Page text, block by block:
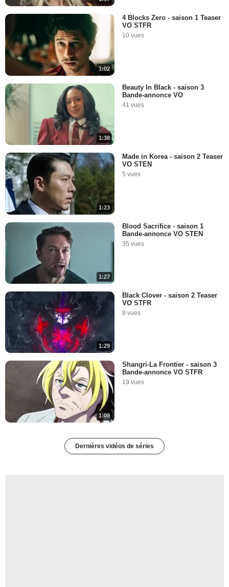
1:02
4 Blocks Zero - saison 1 Teaser
VO STFR
10 vues
1:38
Beauty In Black - saison 3
Bande-annonce VO
41 vues
1:23
Made in Korea - saison 2 Teaser
VO STEN
5 vues
1:27
Blood Sacrifice - saison 1
Bande-annonce VO STEN
35 vues
1:29
Black Clover - saison 2 Teaser
VO STFR
8 vues
1:08
Shangri-La Frontier - saison 3
Bande-annonce VO STFR
19 vues
Dernières vidéos de séries